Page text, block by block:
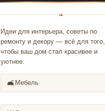
❧
Идеи для интерьера, советы по
ремонту и декору — всё для того,
чтобы ваш дом стал красивее и
уютнее.
🛋️ Мебель